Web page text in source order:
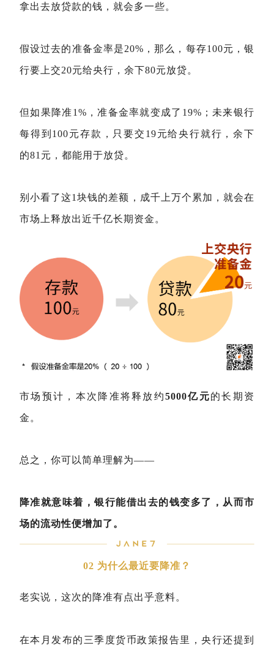
拿出去放贷款的钱，就会多一些。
假设过去的准备金率是20%，那么，每存100元，银
行要上交20元给央行，余下80元放贷。
但如果降准1%，准备金率就变成了19%；未来银行
每得到100元存款，只要交19元给央行就行，余下
的81元，都能用于放贷。
别小看了这1块钱的差额，成千上万个累加，就会在
市场上释放出近千亿长期资金。
市场预计，本次降准将释放约5000亿元的长期资
金。
总之，你可以简单理解为——
降准就意味着，银行能借出去的钱变多了，从而市
场的流动性便增加了。
02 为什么最近要降准？
老实说，这次的降准有点出乎意料。
在本月发布的三季度货币政策报告里，央行还提到